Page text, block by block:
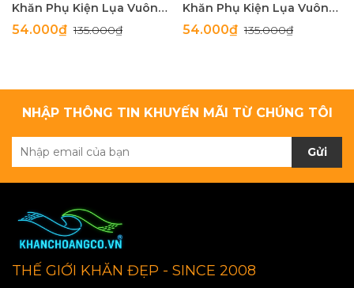
Khăn Phụ Kiện Lụa Vuông 70cm - Thế Giới Khăn Đẹp C1062_4
54.000₫135.000₫
Khăn Phụ Kiện Lụa Vuông 70cm - Thế Giới Khăn Đẹp C1062_3
54.000₫135.000₫
NHẬP THÔNG TIN KHUYẾN MÃI TỪ CHÚNG TÔI
Gửi
THẾ GIỚI KHĂN ĐẸP - SINCE 2008